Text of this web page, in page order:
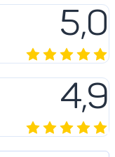
5,0
4,9